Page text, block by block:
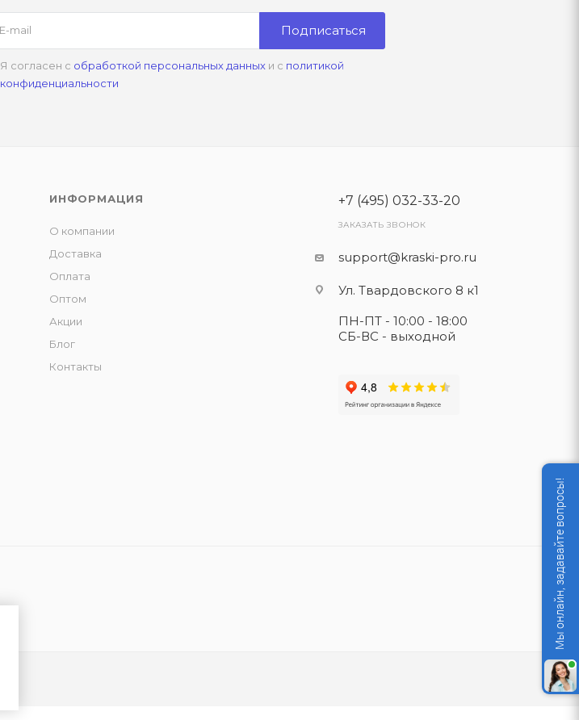
Подписаться
Я согласен с обработкой персональных данныхи с политикой
конфиденциальности
ИНФОРМАЦИЯ
О компании
Доставка
Оплата
Оптом
Акции
Блог
Контакты
+7 (495) 032-33-20
ЗАКАЗАТЬ ЗВОНОК
support@kraski-pro.ru
Ул. Твардовского 8 к1
ПН-ПТ - 10:00 - 18:00
СБ-ВС - выходной
Мы онлайн, задавайте вопросы!